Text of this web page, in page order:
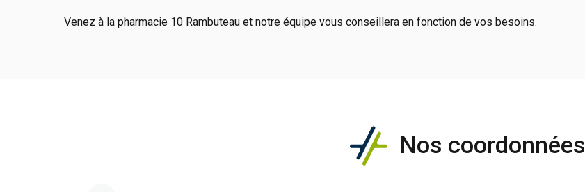
Venez à la pharmacie 10 Rambuteau et notre équipe vous conseillera en fonction de vos besoins.
Nos coordonnées